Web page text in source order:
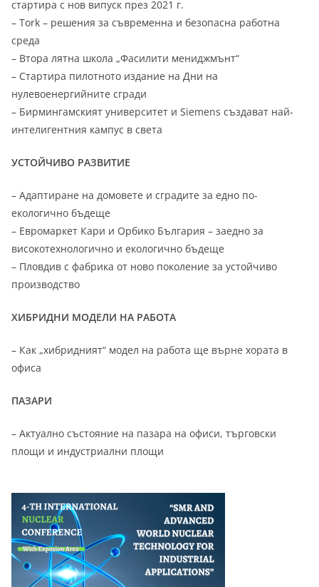
стартира с нов випуск през 2021 г.
– Tork – решения за съвременна и безопасна работна
среда
– Втора лятна школа „Фасилити мениджмънт“
– Стартира пилотното издание на Дни на
нулевоенергийните сгради
– Бирмингамският университет и Siemens създават най-
интелигентния кампус в света
УСТОЙЧИВО РАЗВИТИЕ
– Адаптиране на домовете и сградите за едно по-
екологично бъдеще
– Евромаркет Кари и Орбико България – заедно за
високотехнологично и екологично бъдеще
– Пловдив с фабрика от ново поколение за устойчиво
производство
ХИБРИДНИ МОДЕЛИ НА РАБОТА
– Как „хибридният“ модел на работа ще върне хората в
офиса
ПАЗАРИ
– Актуално състояние на пазара на офиси, търговски
площи и индустриални площи